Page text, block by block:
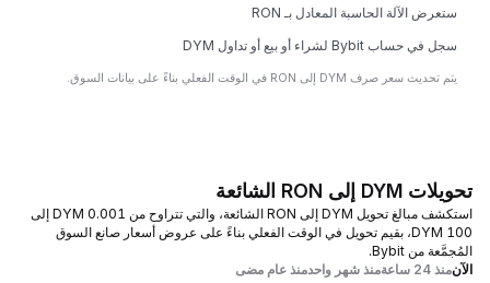
ستعرض الآلة الحاسبة المعادل بـ RON
سجل في حساب Bybit لشراء أو بيع أو تداول DYM
يتم تحديث سعر صرف DYM إلى RON في الوقت الفعلي بناءً على بيانات السوق.
تحويلات DYM إلى RON الشائعة
استكشف مبالغ تحويل DYM إلى RON الشائعة، والتي تتراوح من 0.001 DYM إلى
100 DYM، بقيم تحويل في الوقت الفعلي بناءً على عروض أسعار صانع السوق
المُجمَّعة من Bybit.
الآنمنذ 24 ساعة منذ شهر واحدمنذ عام مضى